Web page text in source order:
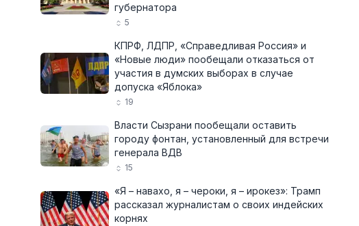
губернатора
5
КПРФ, ЛДПР, «Справедливая Россия» и
«Новые люди» пообещали отказаться от
участия в думских выборах в случае
допуска «Яблока»
19
Власти Сызрани пообещали оставить
городу фонтан, установленный для встречи
генерала ВДВ
15
«Я – навахо, я – чероки, я – ирокез»: Трамп
рассказал журналистам о своих индейских
корнях